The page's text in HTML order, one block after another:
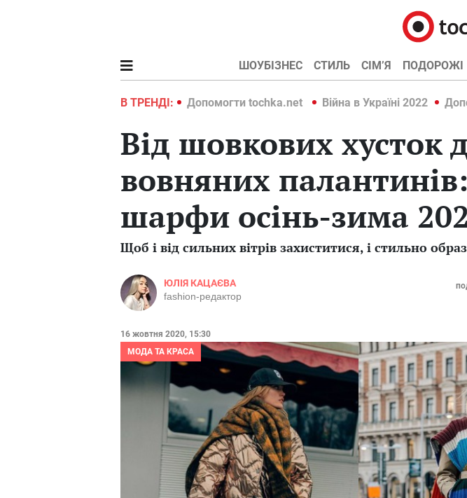
ШОУБІЗНЕС СТИЛЬ СІМ’Я ПОДОРОЖІ
В ТРЕНДІ:
Війна в Україні 2022 Допомогти tochka.net Війна в Україні 2022
Від шовкових хусток
вовняних
шарфи осінь-зима
Щоб і від сильних вітрів захиститися, і стильно
ЮЛІЯ КАЦАЄВА
fashion-редактор
16 жовтня 2020, 15:30
МОДА ТА КРАСА